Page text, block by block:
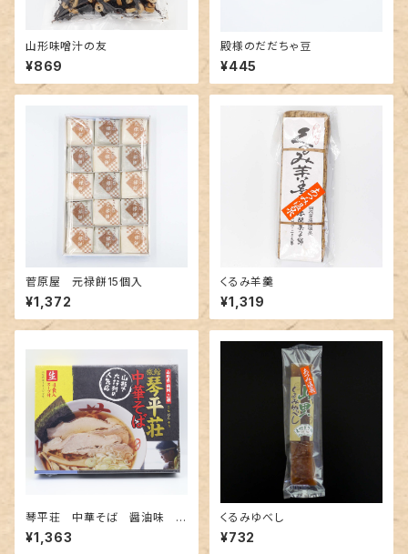
山形味噌汁の友
¥869
殿様のだだちゃ豆
¥445
菅原屋 元禄餅15個入
¥1,372
くるみ羊羹
¥1,319
琴平荘 中華そば 醤油味
生４食入 スープ付
¥1,363
くるみゆべし
¥732